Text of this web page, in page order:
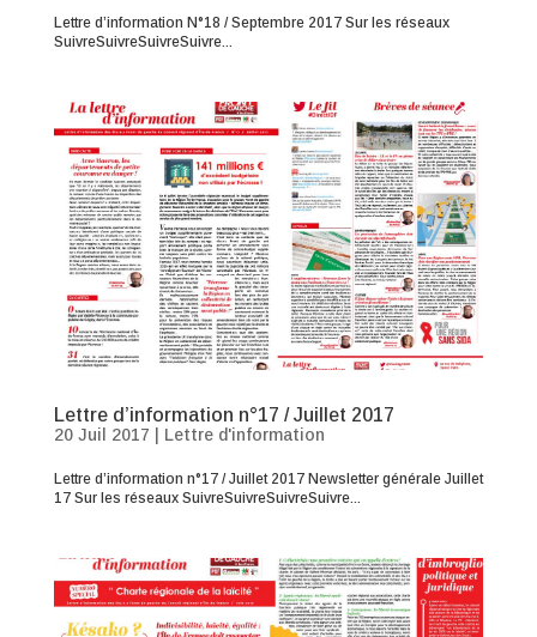
Lettre d’information N°18 / Septembre 2017 Sur les réseaux
SuivreSuivreSuivreSuivre...
Lettre d’information n°17 / Juillet 2017
20 Juil 2017 Lettre d'information
Lettre d’information n°17 / Juillet 2017 Newsletter générale Juillet
17 Sur les réseaux SuivreSuivreSuivreSuivre...